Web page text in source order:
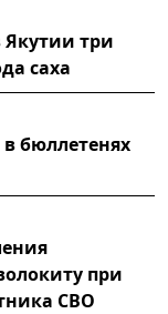
Якутии три
саха
бюллетенях
при
СВО